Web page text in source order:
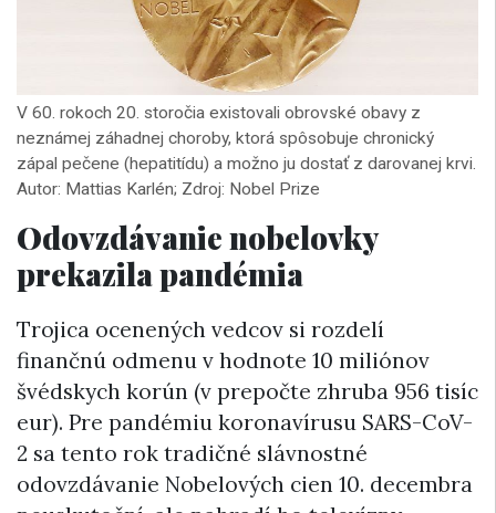
V 60. rokoch 20. storočia existovali obrovské obavy z
neznámej záhadnej choroby, ktorá spôsobuje chronický
zápal pečene (hepatitídu) a možno ju dostať z darovanej krvi.
Autor: Mattias Karlén; Zdroj: Nobel Prize
Odovzdávanie nobelovky
prekazila pandémia
Trojica ocenených vedcov si rozdelí
finančnú odmenu v hodnote 10 miliónov
švédskych korún (v prepočte zhruba 956 tisíc
eur). Pre pandémiu koronavírusu SARS-CoV-
2 sa tento rok tradičné slávnostné
odovzdávanie Nobelových cien 10. decembra